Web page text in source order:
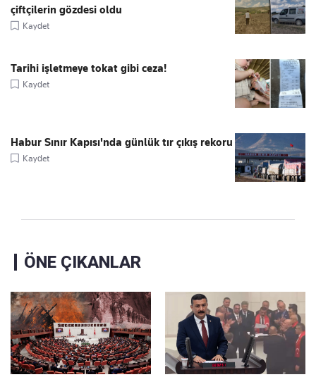
çiftçilerin gözdesi oldu
Kaydet
Tarihi işletmeye tokat gibi ceza!
Kaydet
Habur Sınır Kapısı'nda günlük tır çıkış rekoru
Kaydet
ÖNE ÇIKANLAR